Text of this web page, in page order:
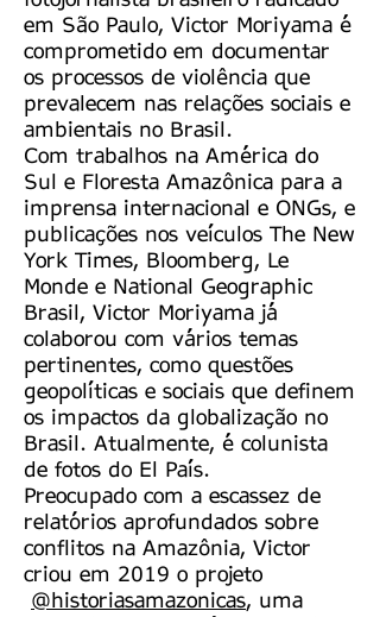
em São Paulo, Victor Moriyama é
comprometido em documentar
os processos de violência que
prevalecem nas relações sociais e
ambientais no Brasil.
Com trabalhos na América do
Sul e Floresta Amazônica para a
imprensa internacional e ONGs, e
publicações nos veículos The New
York Times, Bloomberg, Le
Monde e National Geographic
Brasil, Victor Moriyama já
colaborou com vários temas
pertinentes, como questões
geopolíticas e sociais que definem
os impactos da globalização no
Brasil. Atualmente, é colunista
de fotos do El País.
Preocupado com a escassez de
relatórios aprofundados sobre
conflitos na Amazônia, Victor
criou em 2019 o projeto
@historiasamazonicas, uma